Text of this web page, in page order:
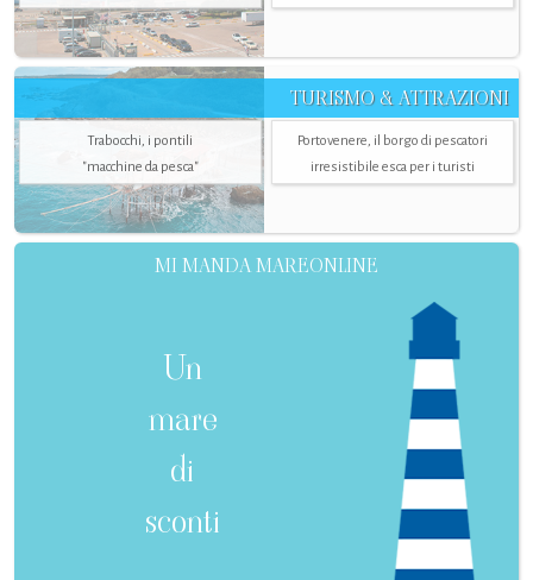
TURISMO & ATTRAZIONI
Trabocchi, i pontili
"macchine da pesca"
Portovenere, il borgo di pescatori
irresistibile esca per i turisti
MI MANDA MAREONLINE
Un
mare
di
sconti